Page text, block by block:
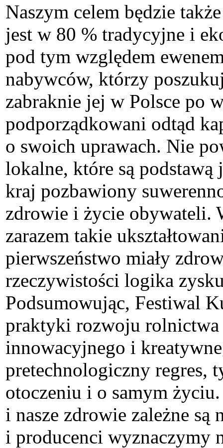
Naszym celem będzie
jest w 80 % tradycyjne i
pod tym względem
nabywców, którzy
zabraknie jej w Polsce po
podporządkowani odtąd
o swoich uprawach. Nie
lokalne, które są
kraj pozbawiony
zdrowie i życie obywateli.
zarazem takie
pierwszeństwo miały
rzeczywistości logika
Podsumowując, Festiwal
praktyki rozwoju rolnictwa
innowacyjnego i
pretechnologiczny regres,
otoczeniu i o samym
i nasze zdrowie zależne
i producenci wyznaczymy